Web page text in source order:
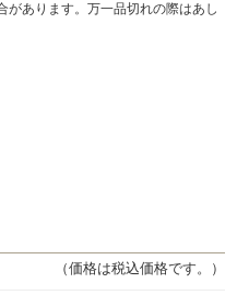
あります。万一品切れの際はあし
（価格は税込価格です。）